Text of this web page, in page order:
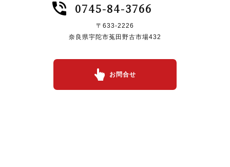
0745-84-3766
〒633-2226
奈良県宇陀市菟田野古市場432
お問合せ